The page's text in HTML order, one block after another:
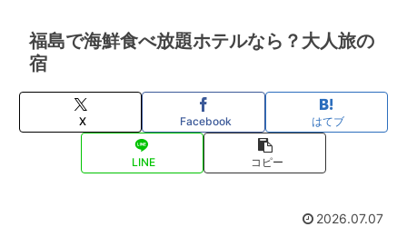
福島で海鮮食べ放題ホテルなら？大人旅の
宿
X Facebook はてブ
LINE コピー
2026.07.07